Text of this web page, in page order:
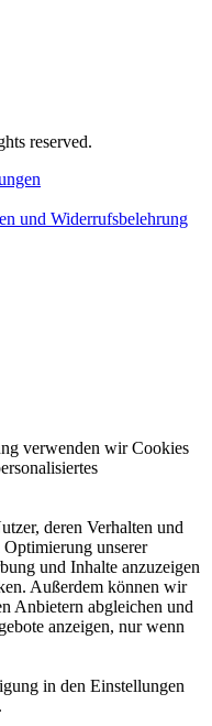
reserved.
und Widerrufsbelehrung
verwenden wir Cookies
deren Verhalten und
unserer
und Inhalte anzuzeigen
Außerdem können wir
Anbietern abgleichen und
anzeigen, nur wenn
in den Einstellungen
.